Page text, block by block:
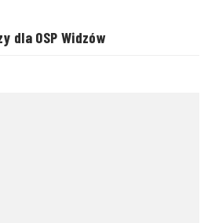
dla OSP Widzów